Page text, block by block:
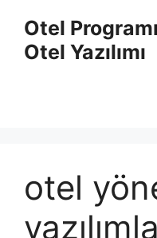
Otel
Otel Yazılımı
otel